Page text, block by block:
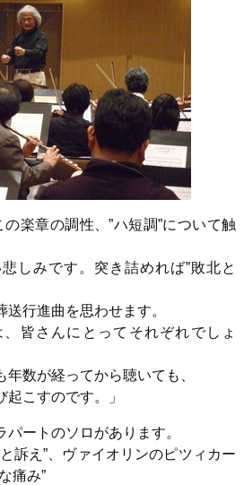
楽章の調性、”ハ短調”について触
しみです。突き詰めれば”敗北と
行進曲を思わせます。
皆さんにとってそれぞれでしょ
数が経ってから聴いても、
こすのです。」
ートのソロがあります。
訴え”、ヴァイオリンのピツィカー
痛み”